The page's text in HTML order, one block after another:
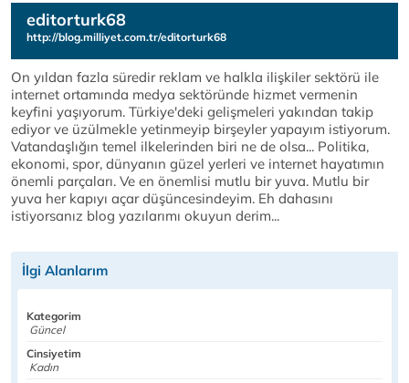
editorturk68
http://blog.milliyet.com.tr/editorturk68
On yıldan fazla süredir reklam ve halkla ilişkiler sektörü ile
internet ortamında medya sektöründe hizmet vermenin
keyfini yaşıyorum. Türkiye'deki gelişmeleri yakından takip
ediyor ve üzülmekle yetinmeyip birşeyler yapayım istiyorum.
Vatandaşlığın temel ilkelerinden biri ne de olsa... Politika,
ekonomi, spor, dünyanın güzel yerleri ve internet hayatımın
önemli parçaları. Ve en önemlisi mutlu bir yuva. Mutlu bir
yuva her kapıyı açar düşüncesindeyim. Eh dahasını
istiyorsanız blog yazılarımı okuyun derim...
İlgi Alanlarım
Kategorim
Güncel
Cinsiyetim
Kadın